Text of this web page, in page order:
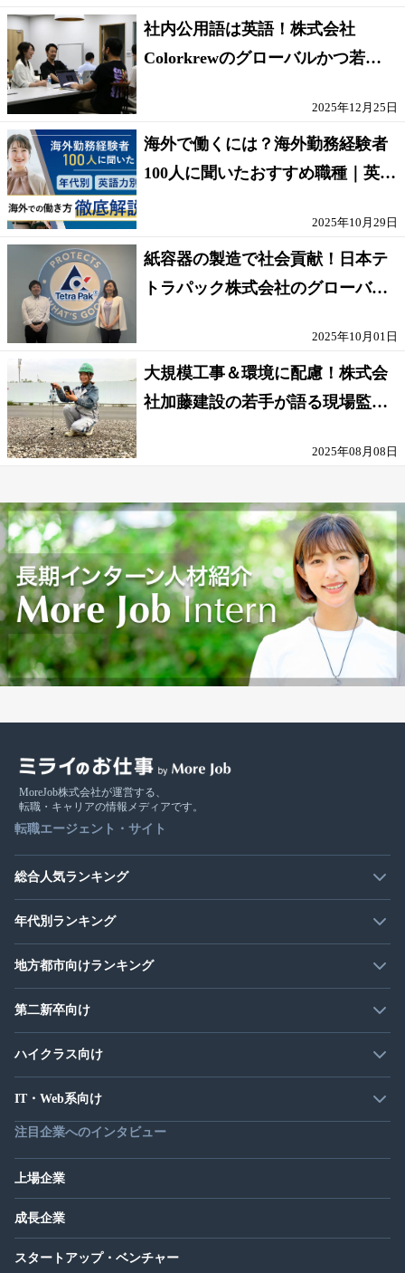
社内公用語は英語！株式会社
Colorkrewのグローバルかつ若手
2025年12月25日
海外で働くには？海外勤務経験者
100人に聞いたおすすめ職種｜英語
2025年10月29日
紙容器の製造で社会貢献！日本テ
トラパック株式会社のグローバル
2025年10月01日
大規模工事＆環境に配慮！株式会
社加藤建設の若手が語る現場監督
2025年08月08日
MoreJob株式会社が運営する、
転職・キャリアの情報メディアです。
転職エージェント・サイト
総合人気ランキング
年代別ランキング
地方都市向けランキング
第二新卒向け
ハイクラス向け
IT・Web系向け
注目企業へのインタビュー
上場企業
成長企業
スタートアップ・ベンチャー